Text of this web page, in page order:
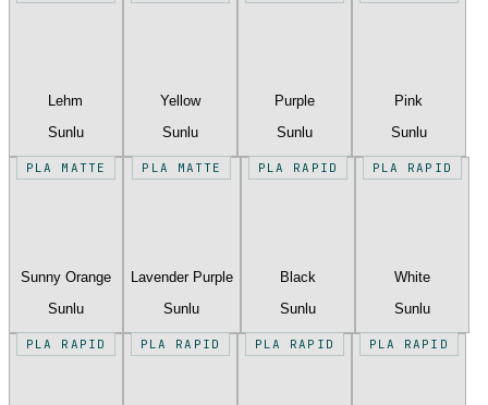
Lehm
Sunlu
Yellow
Sunlu
Purple
Sunlu
Pink
Sunlu
PLA MATTE
Sunny Orange
Sunlu
PLA MATTE
Lavender Purple
Sunlu
PLA RAPID
Black
Sunlu
PLA RAPID
White
Sunlu
PLA RAPID PLA RAPID PLA RAPID PLA RAPID